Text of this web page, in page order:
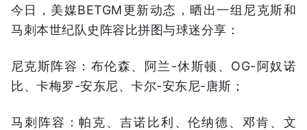
今日，美媒BETGM更新动态，晒出一组尼克斯和
马刺本世纪队史阵容比拼图与球迷分享：
尼克斯阵容：布伦森、阿兰-休斯顿、OG-阿奴诺
比、卡梅罗-安东尼、卡尔-安东尼-唐斯；
马刺阵容：帕克、吉诺比利、伦纳德、邓肯、文